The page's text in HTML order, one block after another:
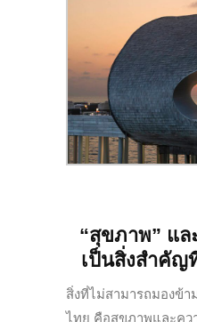
“สุขภาพ” แล
เป็นสิ่งสำคัญ
สิ่งที่ไม่สามารถมองข้า
ไทย คือสุขภาพและคว